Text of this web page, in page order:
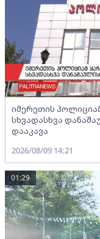
იმერეთის
სხვადასხვა
დააკავა
2026/08/09 14:21
01:29